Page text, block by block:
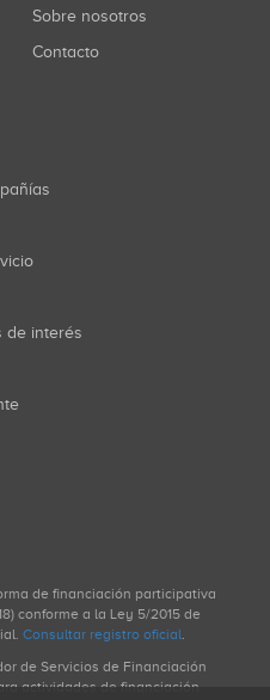
Sobre nosotros
Contacto
de interés
de financiación participativa
conforme a la Ley 5/2015 de
Consultar registro oficial.
de Servicios de Financiación
actividades de financiación